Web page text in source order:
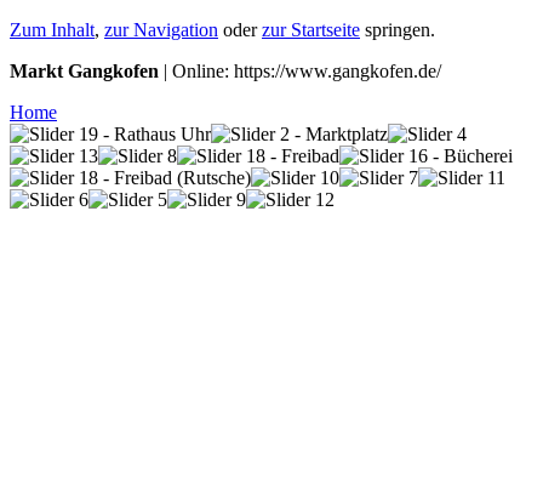
Zum Inhalt, zur Navigation oderzur Startseite springen.
Markt Gangkofen | Online: https://www.gangkofen.de/
Home